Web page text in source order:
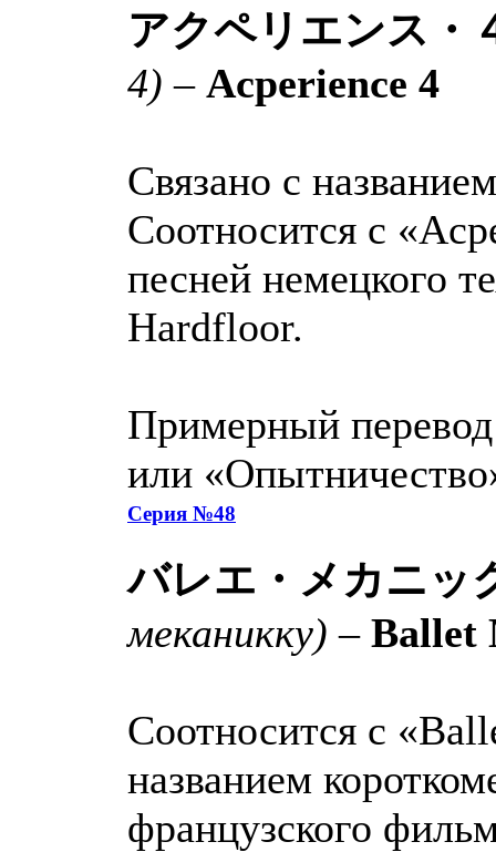
アクペリエンス・
4) – Acperience 4
Связано с
Соотносится с
песней немецкого
Hardfloor.
Примерный
или
Серия №48
バレエ・メカニッ
меканикку) – Ballet
Соотносится с
названием
французского